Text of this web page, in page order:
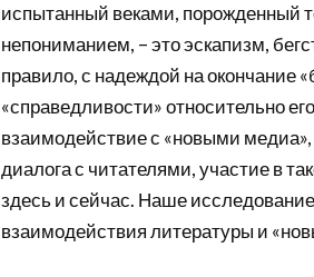
испытанный веками, порожденный
непониманием, – это эскапизм,
правило, с надеждой на окончание
«справедливости» относительно
взаимодействие с «новыми
диалога с читателями, участие в
здесь и сейчас. Наше
взаимодействия литературы и